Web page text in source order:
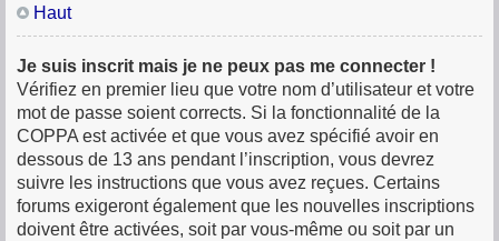
Haut
Je suis inscrit mais je ne peux pas me connecter !
Vérifiez en premier lieu que votre nom d’utilisateur et votre
mot de passe soient corrects. Si la fonctionnalité de la
COPPA est activée et que vous avez spécifié avoir en
dessous de 13 ans pendant l’inscription, vous devrez
suivre les instructions que vous avez reçues. Certains
forums exigeront également que les nouvelles inscriptions
doivent être activées, soit par vous-même ou soit par un